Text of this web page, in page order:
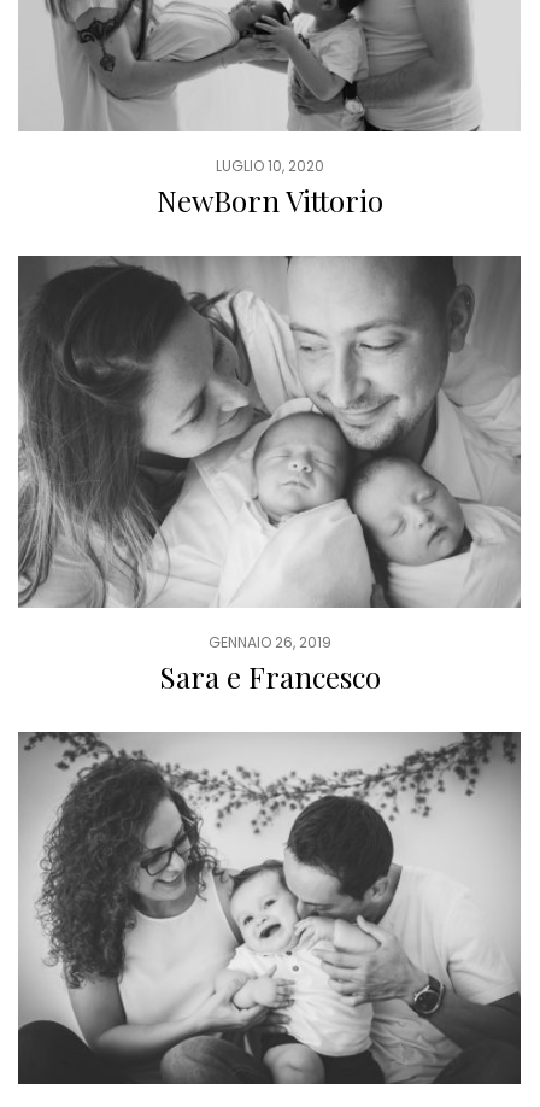
LUGLIO 10, 2020
NewBorn Vittorio
GENNAIO 26, 2019
Sara e Francesco